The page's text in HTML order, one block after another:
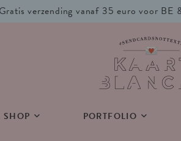
Gratis verzending vanaf 35 euro voor
SHOP PORTFOLIO